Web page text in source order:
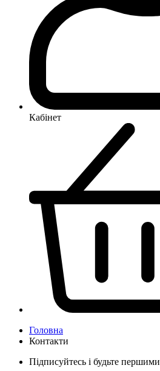
Кабінет
Головна
Контакти
Підписуйтесь і будьте першими